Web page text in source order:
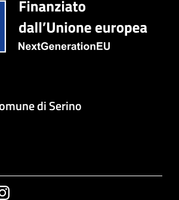
di Serino
Instagram